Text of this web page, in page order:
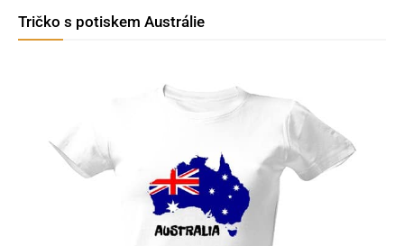
Tričko s potiskem Austrálie